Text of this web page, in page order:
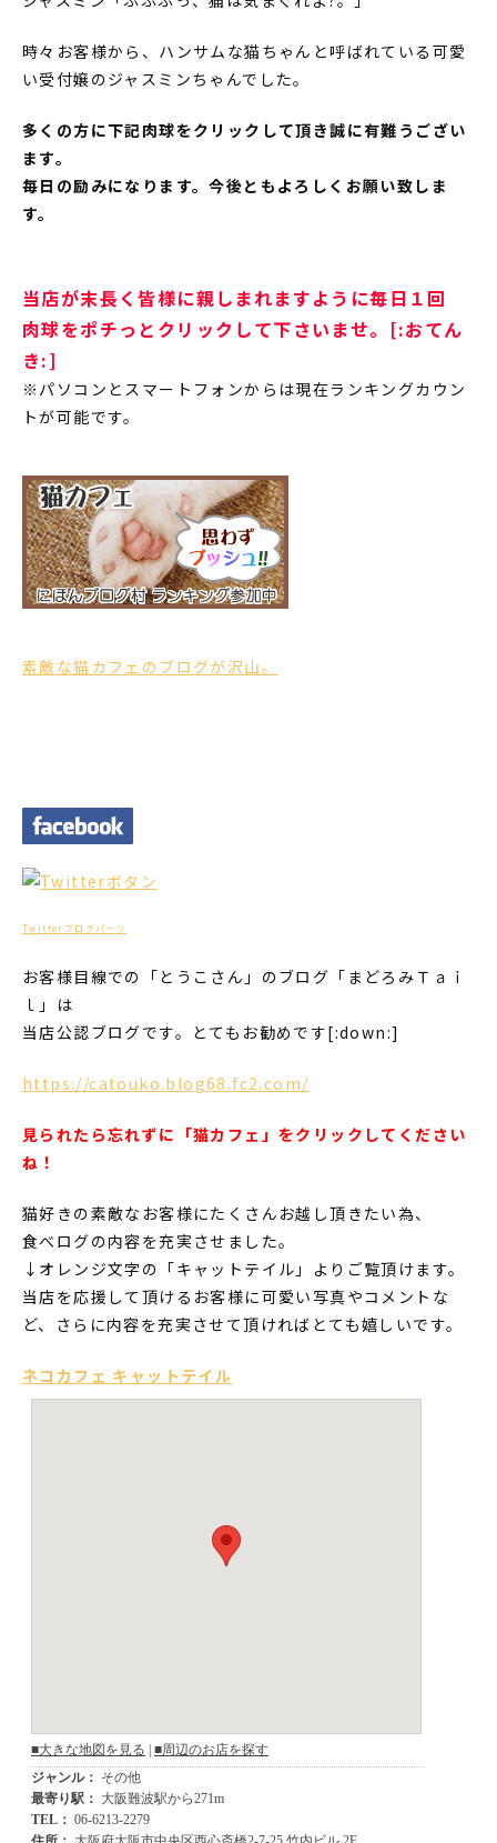
時々お客様から、ハンサムな猫ちゃんと呼ばれている可愛
い受付嬢のジャスミンちゃんでした。
多くの方に下記肉球をクリックして頂き誠に有難うござい
ます。
毎日の励みになります。今後ともよろしくお願い致しま
す。
当店が末長く皆様に親しまれますように毎日１回
肉球をポチっとクリックして下さいませ。[:おてん
き:]
※パソコンとスマートフォンからは現在ランキングカウン
トが可能です。
素敵な猫カフェのブログが沢山。
Twitterブログパーツ
お客様目線での「とうこさん」のブログ「まどろみＴａｉ
ｌ」は
当店公認ブログです。とてもお勧めです[:down:]
https://catouko.blog68.fc2.com/
見られたら忘れずに「猫カフェ」をクリックしてください
ね！
猫好きの素敵なお客様にたくさんお越し頂きたい為、
食べログの内容を充実させました。
↓オレンジ文字の「キャットテイル」よりご覧頂けます。
当店を応援して頂けるお客様に可愛い写真やコメントな
ど、さらに内容を充実させて頂ければとても嬉しいです。
ネコカフェ キャットテイル